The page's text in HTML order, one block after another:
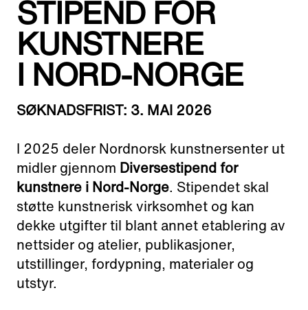
Torget 20, Svolvæer
post@nnks.no
+47 400 89 595
STIPEND FOR
KUNSTNERE
I NORD-NORGE
SØKNADSFRIST: 3. MAI 2026
I 2025 deler Nordnorsk kunstnersenter ut
midler gjennom Diversestipend for
kunstnere i Nord-Norge. Stipendet skal
støtte kunstnerisk virksomhet og kan
dekke utgifter til blant annet etablering av
nettsider og atelier, publikasjoner,
utstillinger, fordypning, materialer og
utstyr.